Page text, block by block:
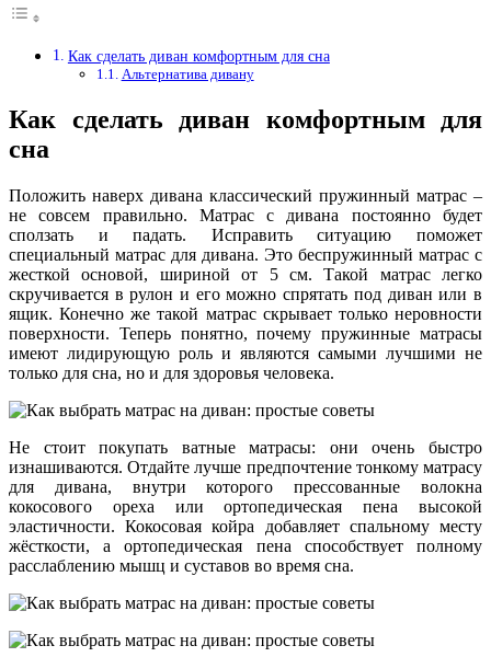
Как сделать диван комфортным для сна
Альтернатива дивану
Как сделать диван комфортным для
сна
Положить наверх дивана классический пружинный матрас –
не совсем правильно. Матрас с дивана постоянно будет
сползать и падать. Исправить ситуацию поможет
специальный матрас для дивана. Это беспружинный матрас с
жесткой основой, шириной от 5 см. Такой матрас легко
скручивается в рулон и его можно спрятать под диван или в
ящик. Конечно же такой матрас скрывает только неровности
поверхности. Теперь понятно, почему пружинные матрасы
имеют лидирующую роль и являются самыми лучшими не
только для сна, но и для здоровья человека.
Не стоит покупать ватные матрасы: они очень быстро
изнашиваются. Отдайте лучше предпочтение тонкому матрасу
для дивана, внутри которого прессованные волокна
кокосового ореха или ортопедическая пена высокой
эластичности. Кокосовая койра добавляет спальному месту
жёсткости, а ортопедическая пена способствует полному
расслаблению мышц и суставов во время сна.